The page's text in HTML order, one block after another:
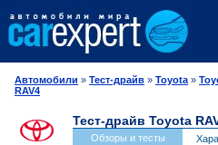
Автомобили » Тест-драйв » Toyota »
RAV4
Тест-драйв Toyota
Обзоры и тесты